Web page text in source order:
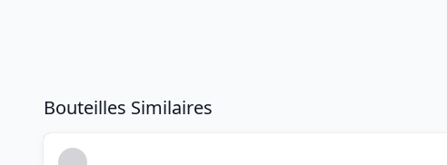
Bouteilles Similaires